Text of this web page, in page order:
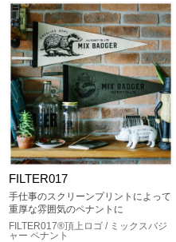
FILTER017
手仕事のスクリーンプリントによって
重厚な雰囲気のペナントに
FILTER017®頂上ロゴ / ミックスバジ
ャー ペナント